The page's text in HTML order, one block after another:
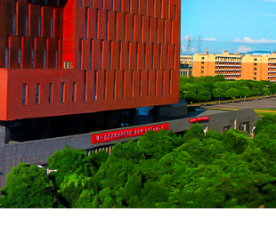
公告
工作
工作
工作
认证概况
工作动态
培养方案
规章制度
资